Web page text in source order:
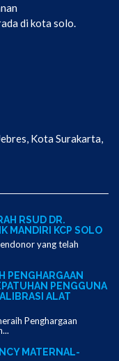
di kota solo.
Kota Surakarta,
RSUD DR.
MANDIRI KCP SOLO
yang telah
PENGHARGAAN
PENGGUNA
ALAT
Penghargaan
MATERNAL-